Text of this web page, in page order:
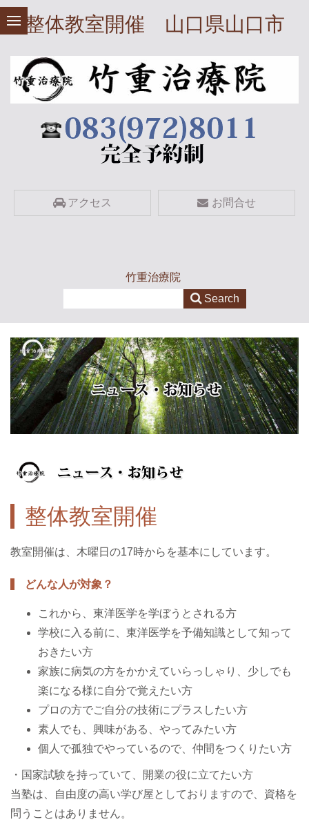
整体教室開催 山口県山口市
アクセス お問合せ
竹重治療院
整体教室開催
教室開催は、木曜日の17時からを基本にしています。
どんな人が対象？
これから、東洋医学を学ぼうとされる方
学校に入る前に、東洋医学を予備知識として知って
おきたい方
家族に病気の方をかかえていらっしゃり、少しでも
楽になる様に自分で覚えたい方
プロの方でご自分の技術にプラスしたい方
素人でも、興味がある、やってみたい方
個人で孤独でやっているので、仲間をつくりたい方
・国家試験を持っていて、開業の役に立てたい方
当塾は、自由度の高い学び屋としておりますので、資格を
問うことはありません。